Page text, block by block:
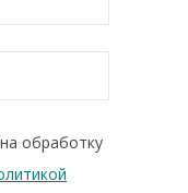
обработку